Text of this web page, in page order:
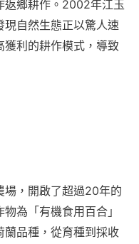
返鄉耕作。2002年江玉
自然生態正以驚人速
利的耕作模式，導致
場，開啟了超過20年的
為「有機食用百合」
蘭品種，從育種到採收